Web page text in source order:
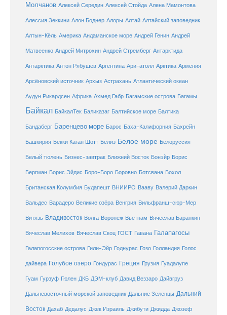
Молчанов Алексей Середин Алексей Стойда Алена Мамонтова
Алессия Зеккини Алон Боднер Алоры Алтай Алтайский заповедник
Алтын-Кёль Америка Андаманское море Андрей Генин Андрей
Матвеенко Андрей Митрохин Андрей Стремберг Антарктида
Антарктика Антон Рябушев Аргентина Ари-атолл Арктика Армения
Арсёновский источник Архыз Астрахань Атлантический океан
Аудун Рикардсен Африка Ахмед Габр Багамские острова Багамы
Байкал БайкалТек Баликазаг Балтийское море Балтика
Бандаберг Баренцево море Барос Баха-Калифорния Бахрейн
Башкирия Бекки Каган Шотт Белиз Белое море Белоруссия
Белый тюлень Бизнес-завтрак Ближний Восток Бонэйр Борис
Бергман Борис Эйдис Боро-Боро Боровно Ботсвана Бохол
Британская Колумбия Будапешт ВНИИРО Вааву Валерий Даркин
Вальдес Варадеро Великие озёра Венгрия Вильфранш-сюр-Мер
Витязь Владивосток Волга Воронеж Вьетнам Вячеслав Баранкин
Вячеслав Мелихов Вячеслав Скоц ГОСТ Гавана Галапагосы
Галапогосские острова Гили-Эйр Годнурас Гозо Голландия Голос
дайвера Голубое озеро Гондурас Греция Грузия Гуадалупе
Гуам Гурзуф Гюлен ДКБ ДЭМ-клуб Давид Веззаро Дайвгруз
Дальневосточный морской заповедник Дальние Зеленцы Дальний
Восток Дахаб Дедалус Джек Израиль Джибути Джидда Джозеф